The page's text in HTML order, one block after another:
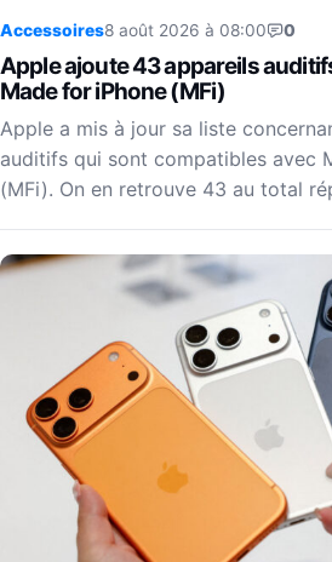
Accessoires8 août 2026 à 08:00 0
Apple ajoute 43 appareils
Made for iPhone (MFi)
Apple a mis à jour sa liste
auditifs qui sont compatibles avec
(MFi). On en retrouve 43 au total